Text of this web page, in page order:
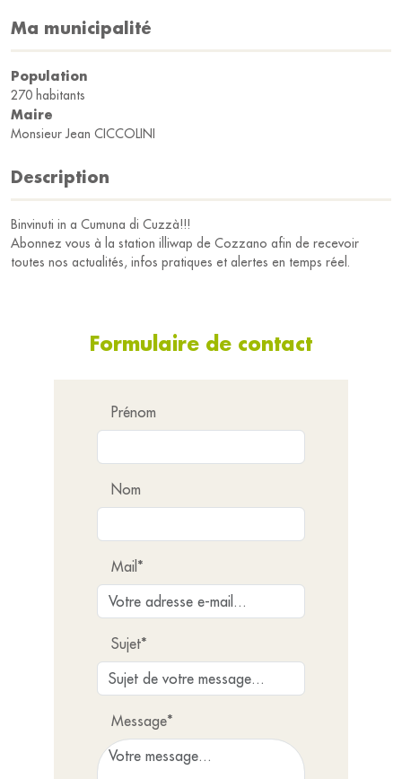
Ma municipalité
Population
270 habitants
Maire
Monsieur Jean CICCOLINI
Description
Binvinuti in a Cumuna di Cuzzà!!!
Abonnez vous à la station illiwap de Cozzano afin de recevoir
toutes nos actualités, infos pratiques et alertes en temps réel.
Formulaire de contact
Prénom
Nom
Mail*
Sujet*
Message*